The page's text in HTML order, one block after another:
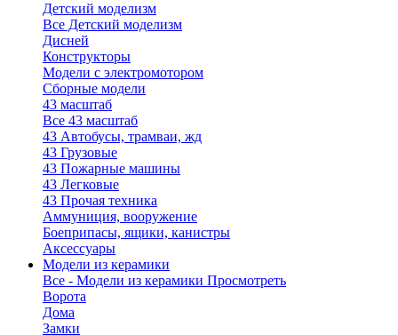
Детский моделизм
Все Детский моделизм
Дисней
Конструкторы
Модели с электромотором
Сборные модели
43 масштаб
Все 43 масштаб
43 Автобусы, трамваи, жд
43 Грузовые
43 Пожарные машины
43 Легковые
43 Прочая техника
Аммуниция, вооружение
Боеприпасы, ящики, канистры
Аксессуары
Модели из керамики
Все - Модели из керамики Просмотреть
Ворота
Дома
Замки